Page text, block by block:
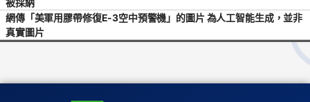
被採納
網傳「美軍用膠帶修復E-3空中預警機」的圖片 為人工智能生成，並非
真實圖片